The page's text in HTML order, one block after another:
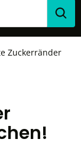
Zuckerränder